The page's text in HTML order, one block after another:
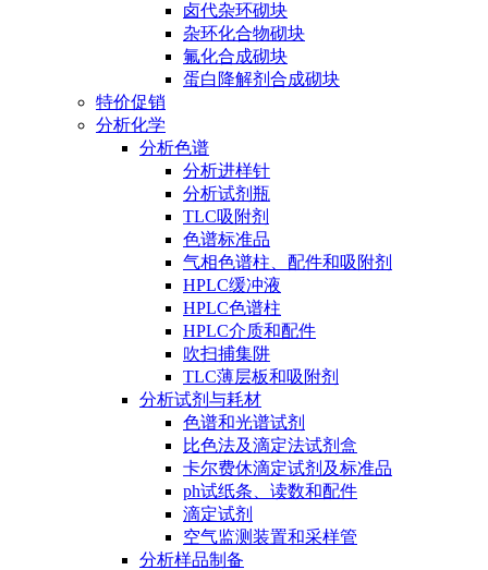
卤代杂环砌块
杂环化合物砌块
氟化合成砌块
蛋白降解剂合成砌块
特价促销
分析化学
分析色谱
分析进样针
分析试剂瓶
TLC吸附剂
色谱标准品
气相色谱柱、配件和吸附剂
HPLC缓冲液
HPLC色谱柱
HPLC介质和配件
吹扫捕集阱
TLC薄层板和吸附剂
分析试剂与耗材
色谱和光谱试剂
比色法及滴定法试剂盒
卡尔费休滴定试剂及标准品
ph试纸条、读数和配件
滴定试剂
空气监测装置和采样管
分析样品制备